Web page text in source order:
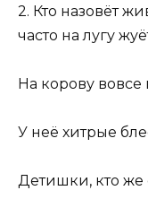
2. Кто назовёт
часто на лугу
На корову вовсе
У неё хитрые
Детишки, кто же